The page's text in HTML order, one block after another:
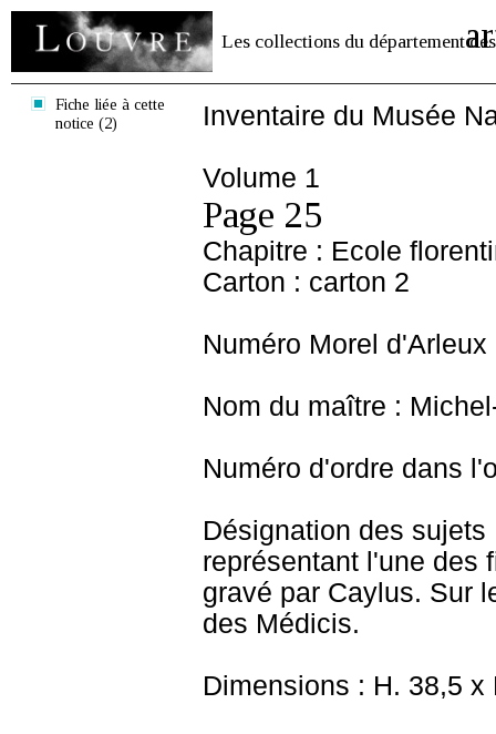
Les collections du département des
Fiche liée à cette
notice (2)
Inventaire du Musée
Volume 1
Page 25
Chapitre : Ecole
Carton : carton 2
Numéro Morel d'Arleux
Nom du maître :
Numéro d'ordre dans
Désignation des
représentant l'une des
gravé par Caylus. Sur
des Médicis.
Dimensions : H. 38,5 x